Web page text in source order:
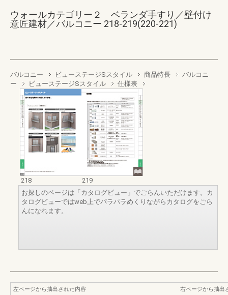
ウォールカテゴリー２ ベランダ手すり／壁付け
意匠建材／バルコニー 218-219(220-221)
バルコニー ビューステージSスタイル 商品特長
バルコニ
ー
ビューステージSスタイル 仕様表
218
219
お探しのページは「カタログビュー」でごらんいただけます。カ
タログビューではweb上でパラパラめくりながらカタログをごら
んになれます。
左ページから抽出された内容
右ページから抽出